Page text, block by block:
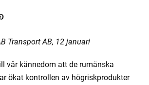
Transport AB, 12 januari
vår kännedom att de rumänska
ökat kontrollen av högriskprodukter